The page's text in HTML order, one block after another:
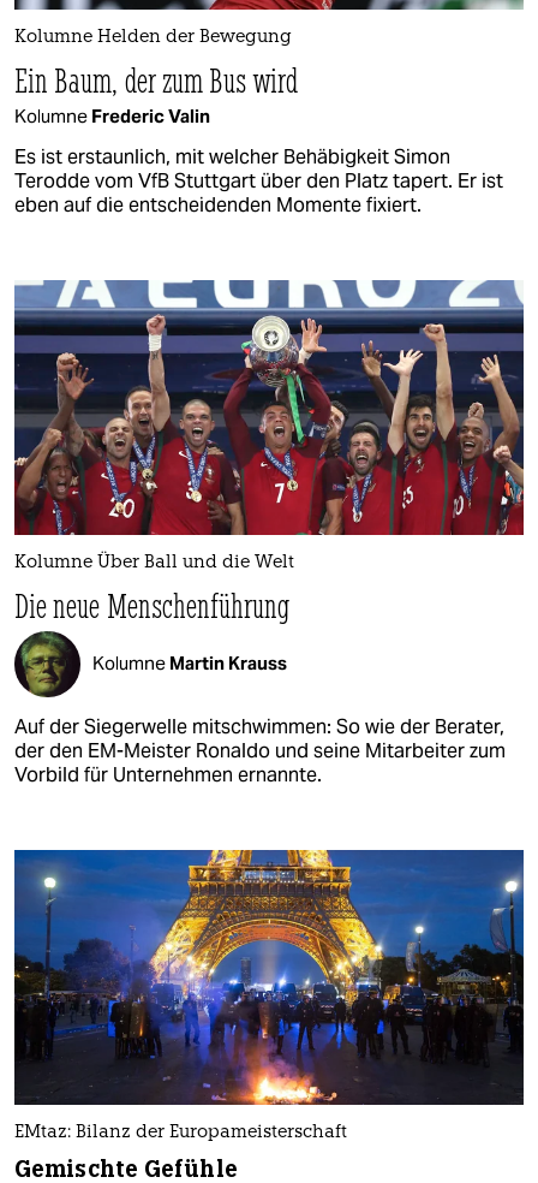
Kolumne Helden der Bewegung
Ein Baum, der zum Bus wird
Kolumne Frederic Valin
Es ist erstaunlich, mit welcher Behäbigkeit Simon
Terodde vom VfB Stuttgart über den Platz tapert. Er ist
eben auf die entscheidenden Momente fixiert.
Kolumne Über Ball und die Welt
Die neue Menschenführung
Kolumne Martin Krauss
Auf der Siegerwelle mitschwimmen: So wie der Berater,
der den EM-Meister Ronaldo und seine Mitarbeiter zum
Vorbild für Unternehmen ernannte.
EMtaz: Bilanz der Europameisterschaft
Gemischte Gefühle